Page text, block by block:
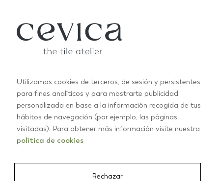
INSPIRACIÓN Y TENDENCIAS EN AZULEJO CÁLIDO
Cálido
Utilizamos cookies de terceros, de sesión y persistentes
para fines analíticos y para mostrarte publicidad
personalizada en base a la información recogida de tus
hábitos de navegación (por ejemplo, las páginas
visitadas). Para obtener más información visite nuestra
política de cookies
Rechazar